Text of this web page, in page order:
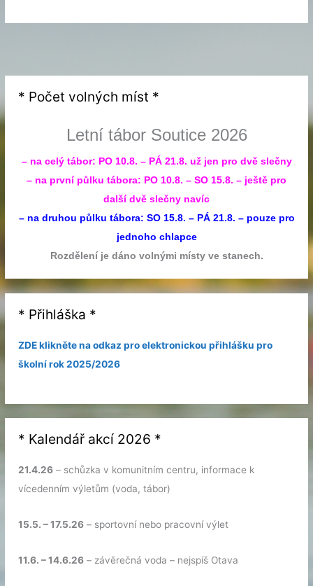
* Počet volných míst *
Letní tábor Soutice 2026
– na celý tábor: PO 10.8. – PÁ 21.8. už jen pro dvě slečny
– na první půlku tábora: PO 10.8. – SO 15.8. – ještě pro
další dvě slečny navíc
– na druhou půlku tábora: SO 15.8. – PÁ 21.8. – pouze pro
jednoho chlapce
Rozdělení je dáno volnými místy ve stanech.
* Přihláška *
ZDE klikněte na odkaz pro elektronickou přihlášku pro
školní rok 2025/2026
* Kalendář akcí 2026 *
21.4.26 – schůzka v komunitním centru, informace k
vícedenním výletům (voda, tábor)
15.5. – 17.5.26 – sportovní nebo pracovní výlet
11.6. – 14.6.26 – závěrečná voda – nejspíš Otava